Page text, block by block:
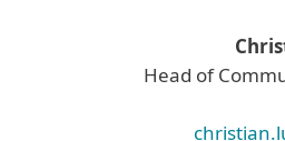
Head of